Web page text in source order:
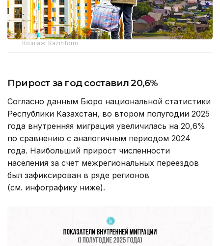
Коллаж: Kazinform
Прирост за год составил 20,6%
Согласно данным Бюро национальной статистики
Республики Казахстан, во втором полугодии 2025
года внутренняя миграция увеличилась на 20,6%
по сравнению с аналогичным периодом 2024
года. Наибольший прирост численности
населения за счет межрегиональных переездов
был зафиксирован в ряде регионов
(см. инфографику ниже).